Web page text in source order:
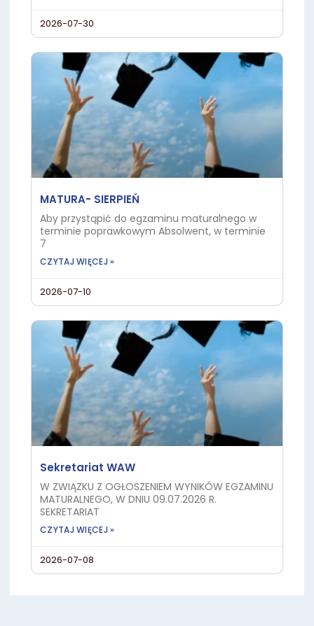
2026-07-30
MATURA- SIERPIEŃ
Aby przystąpić do egzaminu maturalnego w
terminie poprawkowym Absolwent, w terminie
7
CZYTAJ WIĘCEJ »
2026-07-10
Sekretariat WAW
W ZWIĄZKU Z OGŁOSZENIEM WYNIKÓW EGZAMINU
MATURALNEGO, W DNIU 09.07.2026 R.
SEKRETARIAT
CZYTAJ WIĘCEJ »
2026-07-08